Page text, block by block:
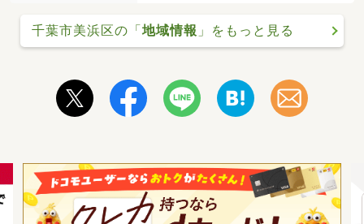
千葉市美浜区の「地域情報 」をもっと見る